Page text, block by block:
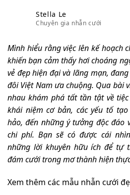
Stella Le
Chuyên gia nhẫn cưới
Mình hiểu rằng việc lên kế hoạch
khiến bạn cảm thấy hơi choáng
vẻ đẹp hiện đại và lãng mạn,
đôi Việt Nam ưa chuộng. Qua bài
nhau khám phá tất tần tật về
khái niệm cơ bản, các yếu tố
hảo, đến những ý tưởng độc đáo
chi phí. Bạn sẽ có được cái
những lời khuyên hữu ích để tự
đám cưới trong mơ thành hiện
Xem thêm các mẫu nhẫn cưới